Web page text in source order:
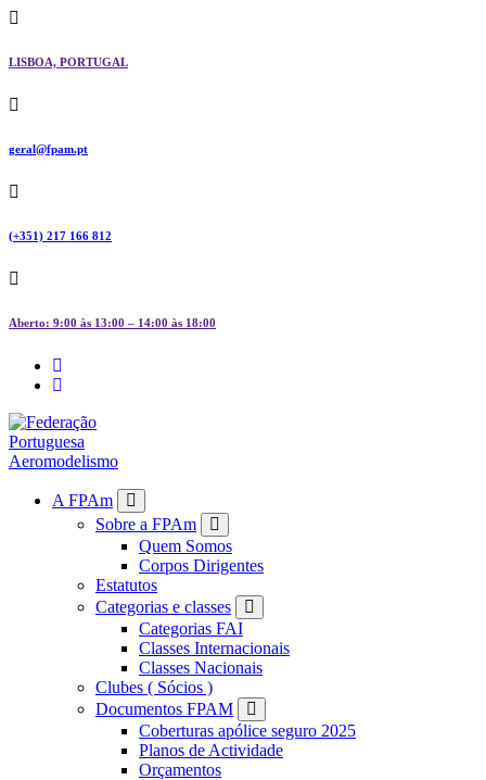
Skip
content
LISBOA, PORTUGAL
geral@fpam.pt
(+351) 217 166 812
Aberto: 9:00 às 13:00 – 14:00 às 18:00
FPAMA FPAm
Sobre a FPAm
Quem Somos
Corpos Dirigentes
Estatutos
Categorias e classes
Categorias FAI
Classes Internacionais
Classes Nacionais
Clubes ( Sócios )
Documentos FPAM
Coberturas apólice seguro 2025
Planos de Actividade
Orçamentos